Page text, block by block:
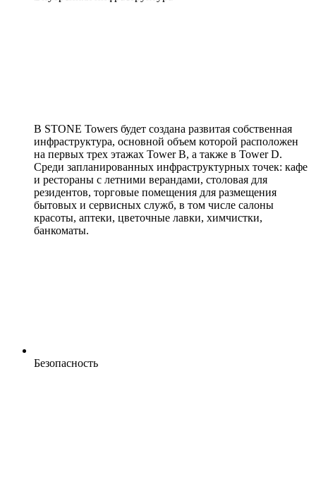
В STONE Towers будет создана развитая собственная
инфраструктура, основной объем которой расположен
на первых трех этажах Tower B, а также в Tower D.
Среди запланированных инфраструктурных точек: кафе
и рестораны с летними верандами, столовая для
резидентов, торговые помещения для размещения
бытовых и сервисных служб, в том числе салоны
красоты, аптеки, цветочные лавки, химчистки,
банкоматы.
Безопасность